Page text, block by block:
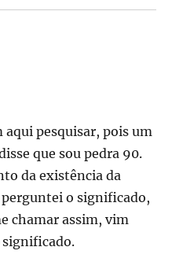
aqui pesquisar, pois um
que sou pedra 90.
da existência da
perguntei o significado,
chamar assim, vim
significado.